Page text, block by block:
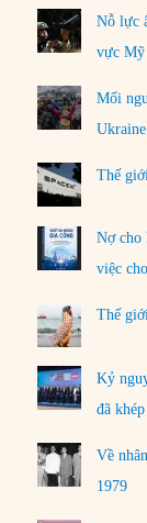
Nỗ lực
vực
Mối
Ukraine
Thế
Nợ cho
việc
Thế
Kỷ
đã
Về
1979